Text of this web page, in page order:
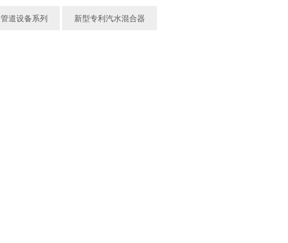
管道设备系列 新型专利汽水混合器